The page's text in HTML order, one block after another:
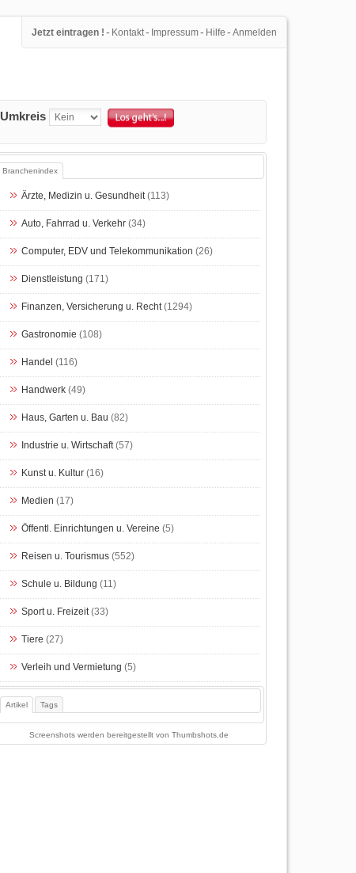
Jetzt eintragen ! - Kontakt- Impressum- Hilfe - Anmelden
Umkreis
Branchenindex
Ärzte, Medizin u. Gesundheit(113)
Auto, Fahrrad u. Verkehr(34)
Computer, EDV und Telekommunikation (26)
Dienstleistung (171)
Finanzen, Versicherung u. Recht(1294)
Gastronomie (108)
Handel (116)
Handwerk(49)
Haus, Garten u. Bau (82)
Industrie u. Wirtschaft(57)
Kunst u. Kultur(16)
Medien (17)
Öffentl. Einrichtungen u. Vereine (5)
Reisen u. Tourismus(552)
Schule u. Bildung (11)
Sport u. Freizeit(33)
Tiere (27)
Verleih und Vermietung (5)
Artikel Tags
Screenshots werden bereitgestellt vonThumbshots.de